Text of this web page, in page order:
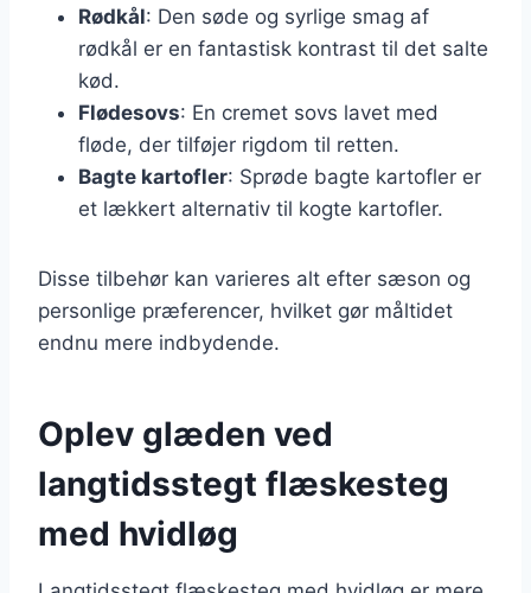
Rødkål: Den søde og syrlige smag af
rødkål er en fantastisk kontrast til det salte
kød.
Flødesovs: En cremet sovs lavet med
fløde, der tilføjer rigdom til retten.
Bagte kartofler: Sprøde bagte kartofler er
et lækkert alternativ til kogte kartofler.
Disse tilbehør kan varieres alt efter sæson og
personlige præferencer, hvilket gør måltidet
endnu mere indbydende.
Oplev glæden ved
langtidsstegt flæskesteg
med hvidløg